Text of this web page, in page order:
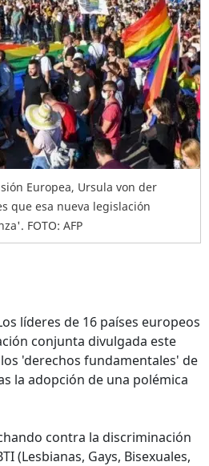
Europea, Ursula von der
que esa nueva legislación
FOTO: AFP
líderes de 16 países europeos
conjunta divulgada este
'derechos fundamentales' de
la adopción de una polémica
contra la discriminación
(Lesbianas, Gays, Bisexuales,